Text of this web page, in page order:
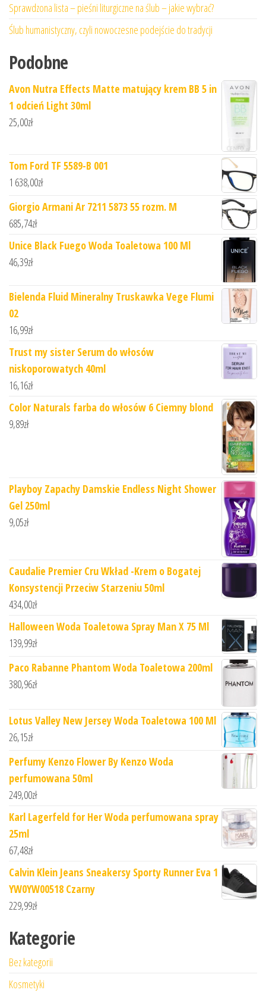
Sprawdzona lista – pieśni liturgiczne na ślub – jakie wybrać?
Ślub humanistyczny, czyli nowoczesne podejście do tradycji
Podobne
Avon Nutra Effects Matte matujący krem BB 5 in
1 odcień Light 30ml
25,00zł
Tom Ford TF 5589-B 001
1 638,00zł
Giorgio Armani Ar 7211 5873 55 rozm. M
685,74zł
Unice Black Fuego Woda Toaletowa 100 Ml
46,39zł
Bielenda Fluid Mineralny Truskawka Vege Flumi
02
16,99zł
Trust my sister Serum do włosów
niskoporowatych 40ml
16,16zł
Color Naturals farba do włosów 6 Ciemny blond
9,89zł
Playboy Zapachy Damskie Endless Night Shower
Gel 250ml
9,05zł
Caudalie Premier Cru Wkład -Krem o Bogatej
Konsystencji Przeciw Starzeniu 50ml
434,00zł
Halloween Woda Toaletowa Spray Man X 75 Ml
139,99zł
Paco Rabanne Phantom Woda Toaletowa 200ml
380,96zł
Lotus Valley New Jersey Woda Toaletowa 100 Ml
26,15zł
Perfumy Kenzo Flower By Kenzo Woda
perfumowana 50ml
249,00zł
Karl Lagerfeld for Her Woda perfumowana spray
25ml
67,48zł
Calvin Klein Jeans Sneakersy Sporty Runner Eva 1
YW0YW00518 Czarny
229,99zł
Kategorie
Bez kategorii
Kosmetyki